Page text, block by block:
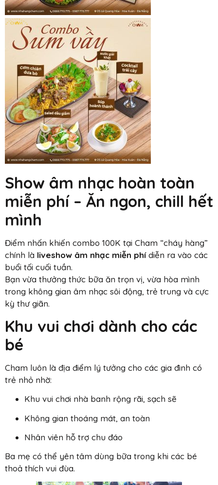
Show âm nhạc hoàn toàn
miễn phí – Ăn ngon, chill hết
mình
Điểm nhấn khiến combo 100K tại Cham “cháy hàng”
chính là liveshow âm nhạc miễn phídiễn ra vào các
buổi tối cuối tuần.
Bạn vừa thưởng thức bữa ăn trọn vị, vừa hòa mình
trong không gian âm nhạc sôi động, trẻ trung và cực
kỳ thư giãn.
Khu vui chơi dành cho các
bé
Cham luôn là địa điểm lý tưởng cho các gia đình có
trẻ nhỏ nhờ:
Khu vui chơi nhà banh rộng rãi, sạch sẽ
Không gian thoáng mát, an toàn
Nhân viên hỗ trợ chu đáo
Ba mẹ có thể yên tâm dùng bữa trong khi các bé
thoả thích vui đùa.